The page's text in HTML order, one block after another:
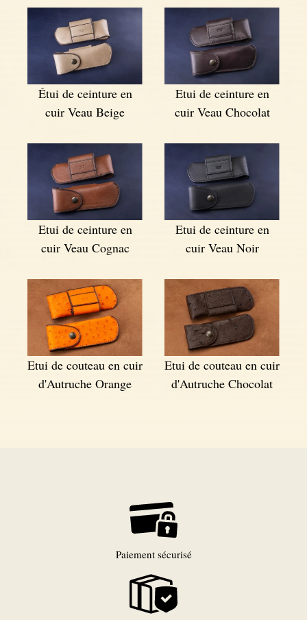
Étui de ceinture en
cuir Veau Beige
Etui de ceinture en
cuir Veau Chocolat
Etui de ceinture en
cuir Veau Cognac
Etui de ceinture en
cuir Veau Noir
Etui de couteau en cuir
d'Autruche Orange
Etui de couteau en cuir
d'Autruche Chocolat
Paiement sécurisé